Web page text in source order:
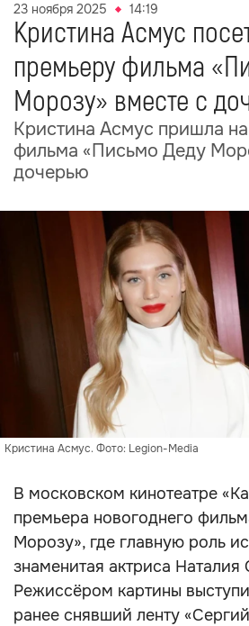
23 ноября 2025 14:19
Кристина Асмус
премьеру фильма
Морозу» вместе с
Кристина Асмус пришла
фильма «Письмо Деду
дочерью
Кристина Асмус. Фото: Legion-Media
В московском кинотеатре
премьера новогоднего
Морозу», где главную роль
знаменитая актриса
Режиссёром картины
ранее снявший ленту